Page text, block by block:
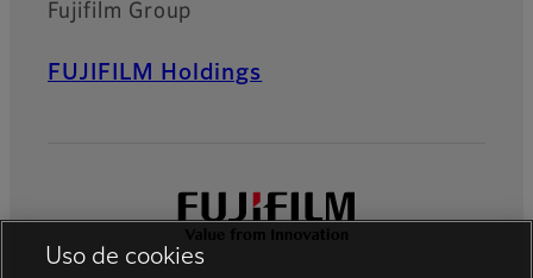
Fujifilm Group
FUJIFILM Holdings
Uso de cookies